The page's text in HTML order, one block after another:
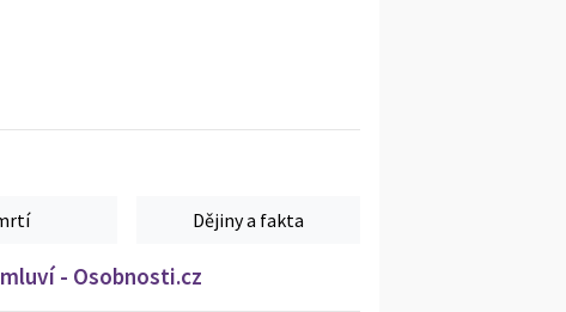
Dějiny a fakta
- Osobnosti.cz